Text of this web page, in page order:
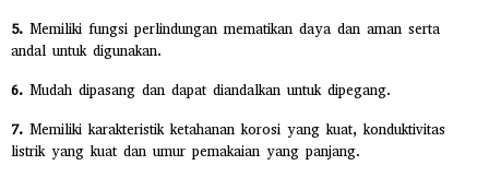
5. Memiliki fungsi perlindungan mematikan daya dan aman serta
andal untuk digunakan.
6. Mudah dipasang dan dapat diandalkan untuk dipegang.
7. Memiliki karakteristik ketahanan korosi yang kuat, konduktivitas
listrik yang kuat dan umur pemakaian yang panjang.